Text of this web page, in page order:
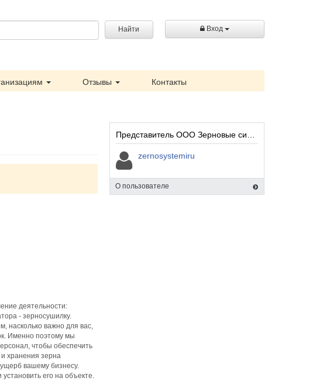
Найти Вход
Отзывы Контакты
деятельности:
- зерносушилку.
насколько важно для вас,
Именно поэтому мы
чтобы обеспечить
хранения зерна
вашему бизнесу.
его на объекте.
zernosystemiru
О пользователе